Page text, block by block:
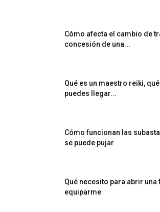
Cómo afecta el cambio de
concesión de una...
Qué es un maestro reiki,
puedes llegar...
Cómo funcionan las
se puede pujar
Qué necesito para abrir
equiparme